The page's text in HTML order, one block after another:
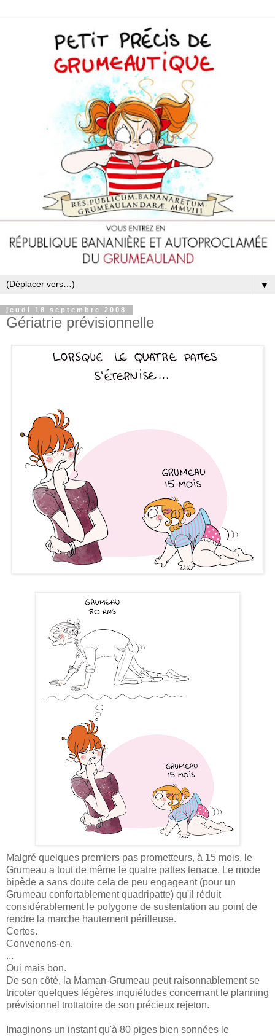
▼
jeudi 18 septembre 2008
Gériatrie prévisionnelle
Malgré quelques premiers pas prometteurs, à 15 mois, le
Grumeau a tout de même le quatre pattes tenace. Le mode
bipède a sans doute cela de peu engageant (pour un
Grumeau confortablement quadripatte) qu'il réduit
considérablement le polygone de sustentation au point de
rendre la marche hautement périlleuse.
Certes.
Convenons-en.
...
Oui mais bon.
De son côté, la Maman-Grumeau peut raisonnablement se
tricoter quelques légères inquiétudes concernant le planning
prévisionnel trottatoire de son précieux rejeton.
Imaginons un instant qu'à 80 piges bien sonnées le